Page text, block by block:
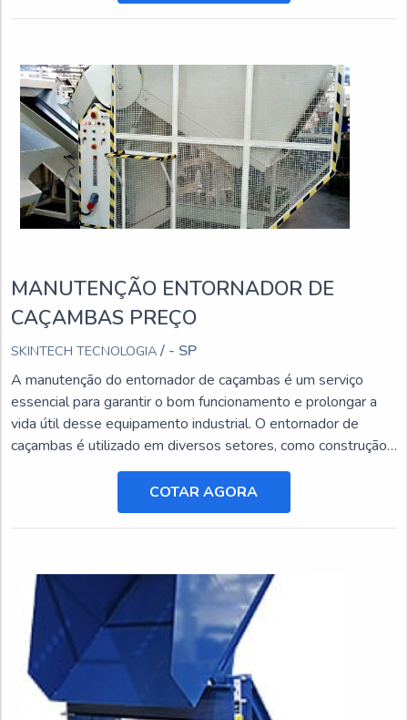
MANUTENÇÃO ENTORNADOR DE
CAÇAMBAS PREÇO
SKINTECH TECNOLOGIA / - SP
A manutenção do entornador de caçambas é um serviço
essencial para garantir o bom funcionamento e prolongar a
vida útil desse equipamento industrial. O entornador de
caçambas é utilizado em diversos setores, como construção
civil, mineração e agricultura, e está sujeito a desgastes e
danos ao longo do tempo.COTAR AGORA